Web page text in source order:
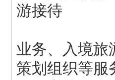
游接待
业务、入境旅
策划组织等服